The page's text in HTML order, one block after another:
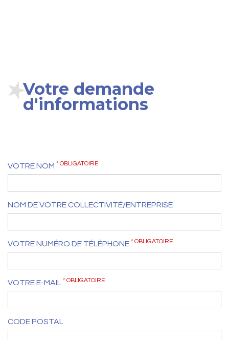
Votre demande
d'informations
VOTRE NOM * OBLIGATOIRE
NOM DE VOTRE COLLECTIVITÉ/ENTREPRISE
VOTRE NUMÉRO DE TÉLÉPHONE * OBLIGATOIRE
VOTRE E-MAIL * OBLIGATOIRE
CODE POSTAL